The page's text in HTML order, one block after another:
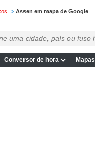
Assen em mapa de Google
Conversor de hora Mapas